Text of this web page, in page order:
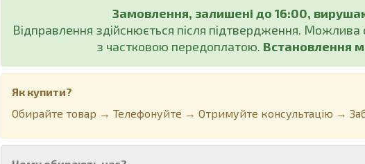
Замовлення, залишені до 16:00,
Відправлення здійснюється після підтвердження.
з частковою передоплатою. Встановлення
Як купити?
Обирайте товар → Телефонуйте → Отримуйте консультацію →